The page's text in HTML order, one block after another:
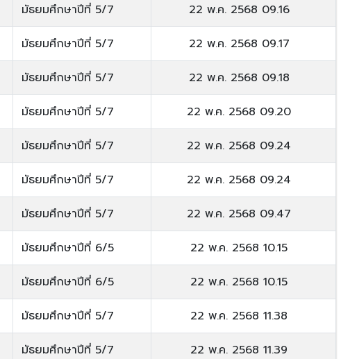
มัธยมศึกษาปีที่ 5/7 22 พ.ค. 2568 09.16
มัธยมศึกษาปีที่ 5/7 22 พ.ค. 2568 09.17
มัธยมศึกษาปีที่ 5/7 22 พ.ค. 2568 09.18
มัธยมศึกษาปีที่ 5/7 22 พ.ค. 2568 09.20
มัธยมศึกษาปีที่ 5/7 22 พ.ค. 2568 09.24
มัธยมศึกษาปีที่ 5/7 22 พ.ค. 2568 09.24
มัธยมศึกษาปีที่ 5/7 22 พ.ค. 2568 09.47
มัธยมศึกษาปีที่ 6/5 22 พ.ค. 2568 10.15
มัธยมศึกษาปีที่ 6/5 22 พ.ค. 2568 10.15
มัธยมศึกษาปีที่ 5/7 22 พ.ค. 2568 11.38
มัธยมศึกษาปีที่ 5/7 22 พ.ค. 2568 11.39